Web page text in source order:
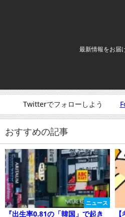
最新情報をお届
Twitterでフォローしよう
おすすめの記事
ニュース
『出生率0.81の「韓国」で起き